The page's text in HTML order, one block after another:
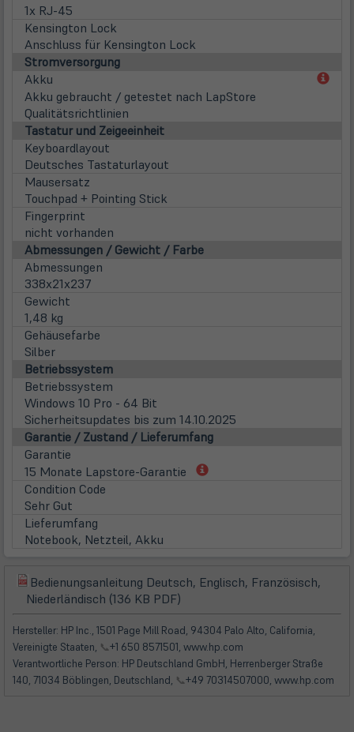
1x RJ-45
Kensington Lock
Anschluss für Kensington Lock
Stromversorgung
Akku
Akku gebraucht / getestet nach LapStore
Qualitätsrichtlinien
Tastatur und Zeigeeinheit
Keyboardlayout
Deutsches Tastaturlayout
Mausersatz
Touchpad + Pointing Stick
Fingerprint
nicht vorhanden
Abmessungen / Gewicht / Farbe
Abmessungen
338x21x237
Gewicht
1,48 kg
Gehäusefarbe
Silber
Betriebssystem
Betriebssystem
Windows 10 Pro - 64 Bit
Sicherheitsupdates bis zum 14.10.2025
Garantie / Zustand / Lieferumfang
Garantie
15 Monate Lapstore-Garantie
(öffnet
Condition Code
Sehr Gut
Lieferumfang
Notebook, Netzteil, Akku
(öffnet
in
neuem
Tab)
Bedienungsanleitung Deutsch, Englisch, Französisch,
Niederländisch (136 KB PDF)
in
neuem
Tab)
Hersteller: HP Inc., 1501 Page Mill Road, 94304 Palo Alto, California,
Vereinigte Staaten, 📞+1 650 8571501, www.hp.com
Verantwortliche Person: HP Deutschland GmbH, Herrenberger Straße
140, 71034 Böblingen, Deutschland, 📞+49 70314507000, www.hp.com